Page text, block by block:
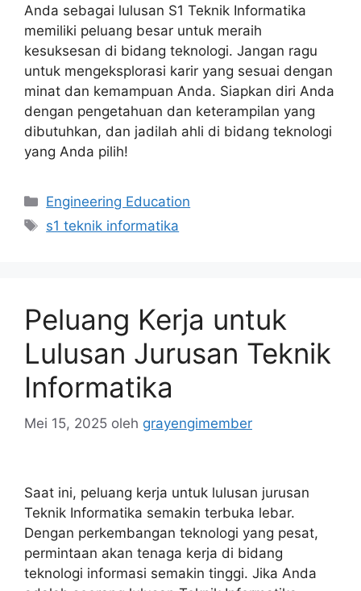
Anda sebagai lulusan S1 Teknik Informatika
memiliki peluang besar untuk meraih
kesuksesan di bidang teknologi. Jangan ragu
untuk mengeksplorasi karir yang sesuai dengan
minat dan kemampuan Anda. Siapkan diri Anda
dengan pengetahuan dan keterampilan yang
dibutuhkan, dan jadilah ahli di bidang teknologi
yang Anda pilih!
Kategori
Engineering Education
Tag
s1 teknik informatika
Peluang Kerja untuk
Lulusan Jurusan Teknik
Informatika
Mei 15, 2025 oleh grayengimember
Saat ini, peluang kerja untuk lulusan jurusan
Teknik Informatika semakin terbuka lebar.
Dengan perkembangan teknologi yang pesat,
permintaan akan tenaga kerja di bidang
teknologi informasi semakin tinggi. Jika Anda